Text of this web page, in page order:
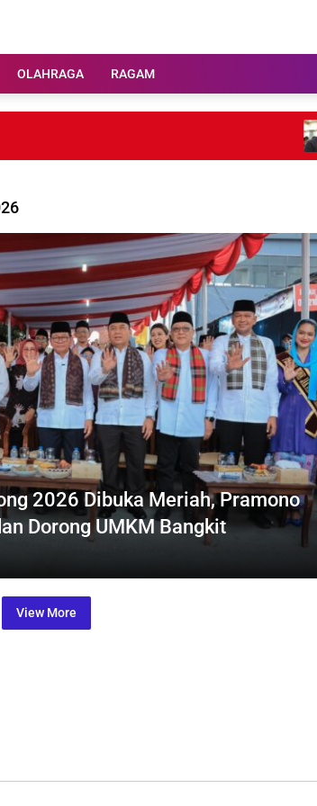
OLAHRAGA RAGAM
2026 Dibuka Meriah, Pramono
Dorong UMKM Bangkit
View More